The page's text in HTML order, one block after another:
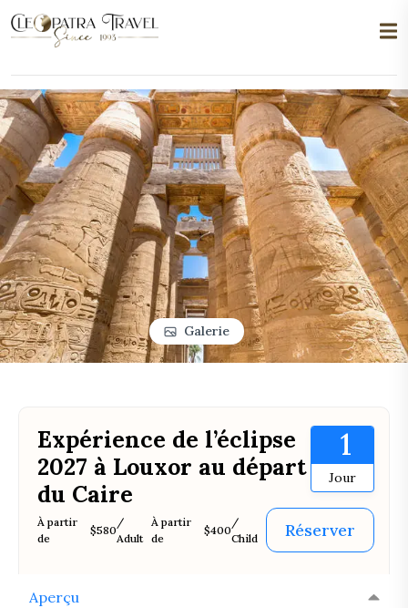
Galerie
Expérience de l’éclipse
2027 à Louxor au départ
du Caire
1
Jour
À partir
de
$580
/
Adult
À partir
de
$400
/
Child
Réserver
Aperçu